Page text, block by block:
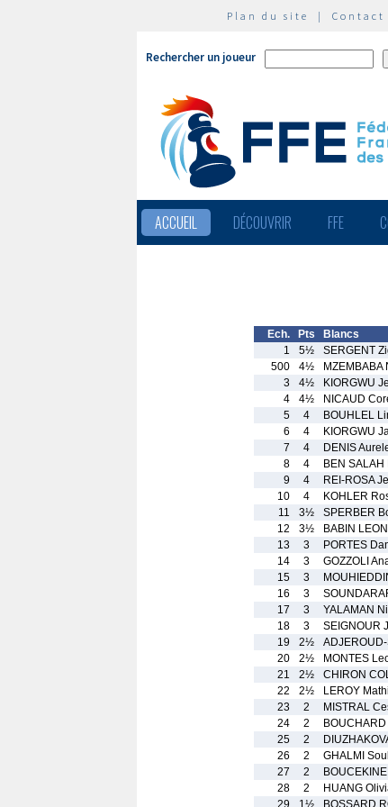
Plan du site | Contact
Rechercher un joueur
ACCUEIL DÉCOUVRIR FFE
Ech. Pts Blancs
1
5½ SERGENT
500
4½ MZEMBABA
3
4½ KIORGWU
4
4½ NICAUD
5
4 BOUHLEL
6
4 KIORGWU
7
4 DENIS
8
4 BEN SALAH
9
4 REI-ROSA
10
4 KOHLER
11
3½ SPERBER
12
3½ BABIN
13
3 PORTES
14
3 GOZZOLI
15
3
16
3
17
3 YALAMAN Nil
18
3 SEIGNOUR
19
2½ ADJEROUD-
20
2½ MONTES
21
2½ CHIRON
22
2½ LEROY
23
2 MISTRAL
24
2
25
2
26
2 GHALMI
27
2
28
2 HUANG
29
1½ BOSSARD